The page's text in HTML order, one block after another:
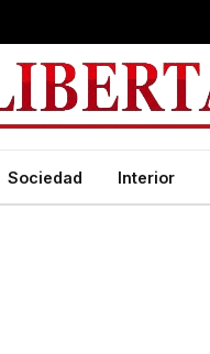
Sociedad Interior